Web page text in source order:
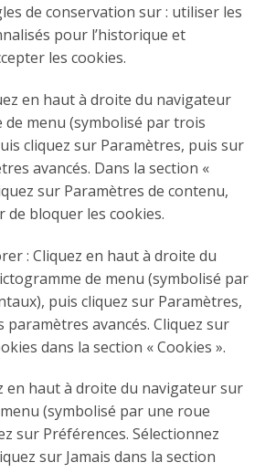
de conservation sur : utiliser les
pour l’historique et
les cookies.
en haut à droite du navigateur
menu (symbolisé par trois
cliquez sur Paramètres, puis sur
avancés. Dans la section «
sur Paramètres de contenu,
de bloquer les cookies.
: Cliquez en haut à droite du
de menu (symbolisé par
puis cliquez sur Paramètres,
paramètres avancés. Cliquez sur
dans la section « Cookies ».
en haut à droite du navigateur sur
(symbolisé par une roue
sur Préférences. Sélectionnez
sur Jamais dans la section